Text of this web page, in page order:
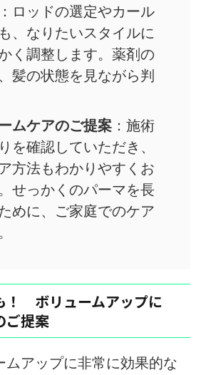
ロッドの選定やカール
、なりたいスタイルに
く調整します。薬剤の
髪の状態を見ながら判
ムケアのご提案 ：施術
を確認していただき、
方法もわかりやすくお
せっかくのパーマを長
めに、ご家庭でのケア
！ ボリュームアップに
ご提案
ムアップに非常に効果的な